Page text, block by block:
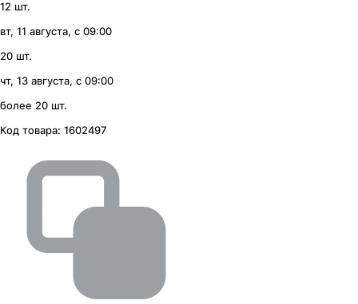
12 шт.
вт, 11 августа, с 09:00
20 шт.
чт, 13 августа, с 09:00
более 20 шт.
Код товара: 1602497